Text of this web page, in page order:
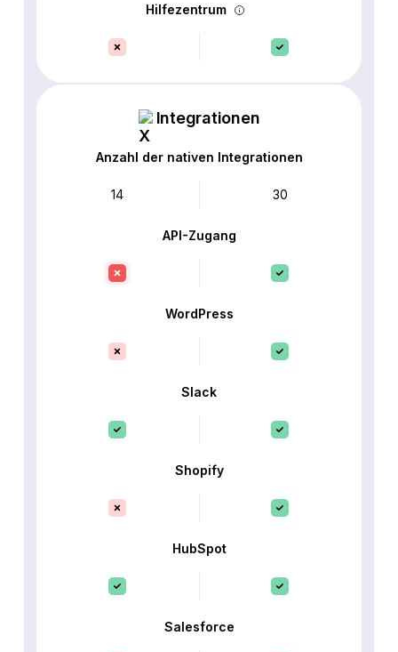
Hilfezentrum
Integrationen
Anzahl der nativen Integrationen
14 30
API-Zugang
WordPress
Slack
Shopify
HubSpot
Salesforce